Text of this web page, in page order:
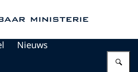
Nieuws